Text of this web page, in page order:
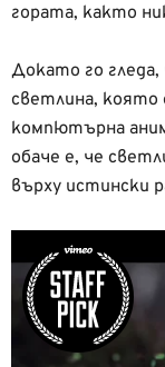
гората, както
Докато го
светлина, която
компютърна
обаче е, че
върху истински